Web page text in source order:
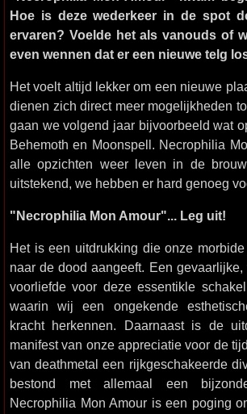
Hoe is deze wederkeer in de spot
ervaren? Voelde het als vanouds of
even wennen dat er een nieuwe telg
Het voelt altijd lekker om een nieuwe
dienen zich direct meer mogelijkheden
gaan we volgend jaar bijvoorbeeld wat
Behemoth en Moonspell. Necrophilia
alle opzichten weer leven in de
uitstekend, we hebben er hard genoeg
"Necrophilia Mon Amour"... Leg uit!
Het is een uitdrukking die onze
naar de dood aangeeft. Een
voorliefde voor deze essentikle
waarin wij een ongekende
kracht herkennen. Daarnaast is de
manifest van onze appreciatie voor de
van deathmetal een rijkgeschakeerde
bestond met allemaal een
Necrophilia Mon Amour is een poging